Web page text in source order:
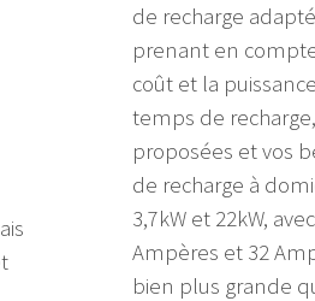
de recharge
prenant en
coût et la
temps de
proposées et vos
de recharge à
3,7kW et 22kW,
Ampères et 32
bien plus grande